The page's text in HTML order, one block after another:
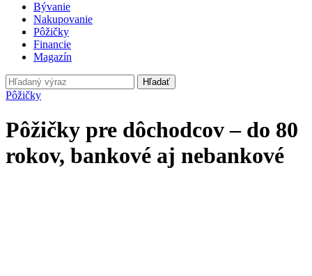
Bývanie
Nakupovanie
Pôžičky
Financie
Magazín
Hľadať
Pôžičky
Pôžičky pre dôchodcov – do 80
rokov, bankové aj nebankové